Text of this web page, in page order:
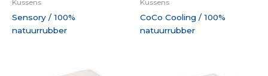
Kussens
Sensory / 100%
natuurrubber
Kussens
CoCo Cooling / 100%
natuurrubber